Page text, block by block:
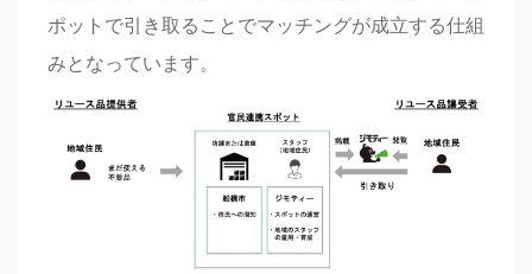
ポットで引き取ることでマッチングが成立する仕組
みとなっています。